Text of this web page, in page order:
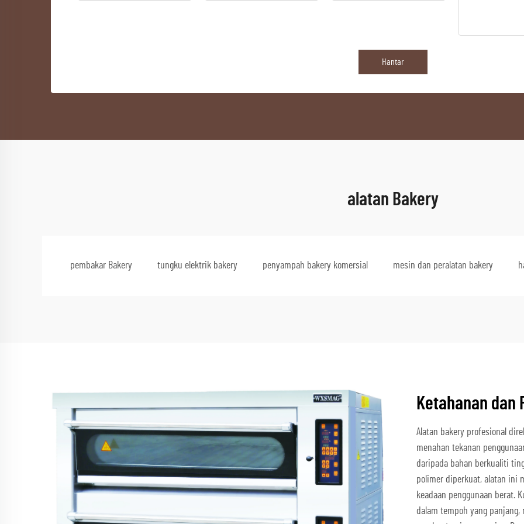
Hantar
alatan Bakery
pembakar Bakery tungku elektrik bakery penyampah bakery komersial mesin dan peralatan bakery
Ketahanan
Alatan bakery profesional
menahan tekanan
daripada bahan berkualiti
polimer diperkuat, alatan ini
keadaan penggunaan berat.
dalam tempoh yang